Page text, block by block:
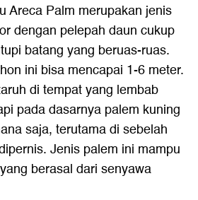
Areca Palm merupakan jenis
dengan pelepah daun cukup
batang yang beruas-ruas.
ini bisa mencapai 1-6 meter.
di tempat yang lembab
pada dasarnya palem kuning
saja, terutama di sebelah
Jenis palem ini mampu
berasal dari senyawa